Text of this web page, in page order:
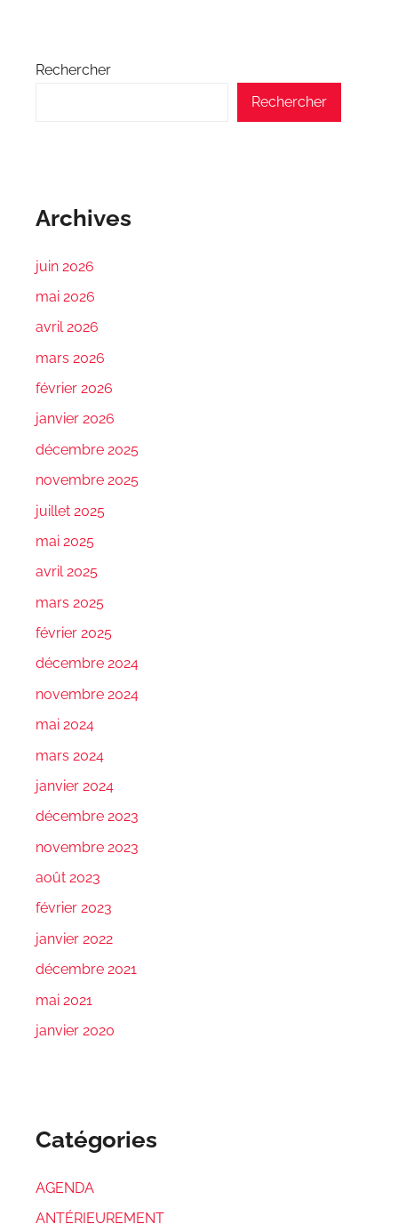
Rechercher
Rechercher
Archives
juin 2026
mai 2026
avril 2026
mars 2026
février 2026
janvier 2026
décembre 2025
novembre 2025
juillet 2025
mai 2025
avril 2025
mars 2025
février 2025
décembre 2024
novembre 2024
mai 2024
mars 2024
janvier 2024
décembre 2023
novembre 2023
août 2023
février 2023
janvier 2022
décembre 2021
mai 2021
janvier 2020
Catégories
AGENDA
ANTÉRIEUREMENT